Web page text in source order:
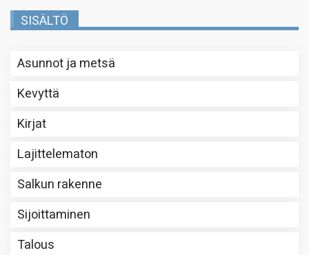
SISÄLTÖ
Asunnot ja metsä
Kevyttä
Kirjat
Lajittelematon
Salkun rakenne
Sijoittaminen
Talous